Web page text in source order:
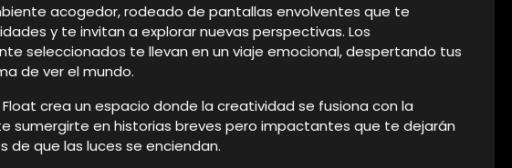
acogedor, rodeado de pantallas envolventes que te
y te invitan a explorar nuevas perspectivas. Los
seleccionados te llevan en un viaje emocional, despertando tus
de ver el mundo.
crea un espacio donde la creatividad se fusiona con la
sumergirte en historias breves pero impactantes que te dejarán
de que las luces se enciendan.